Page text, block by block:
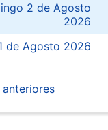
2 de Agosto
2026
de Agosto 2026
anteriores